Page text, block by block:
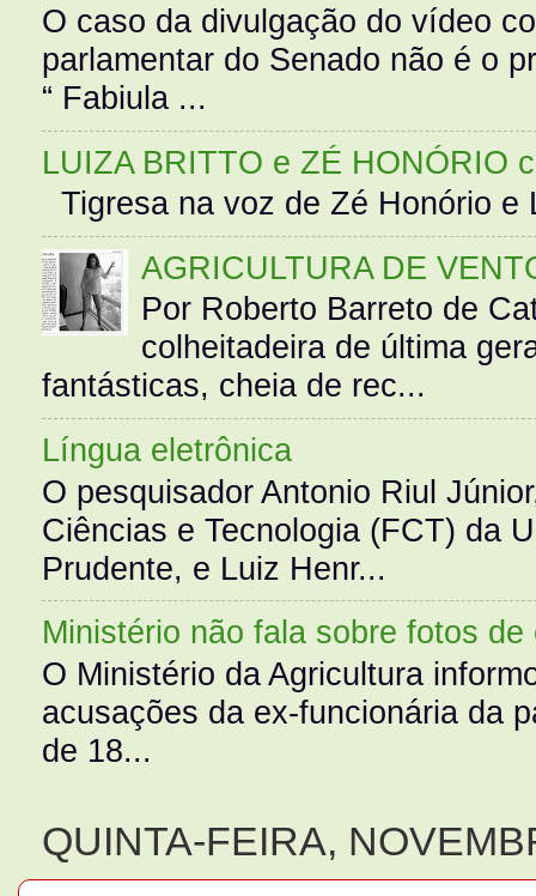
O caso da divulgação do vídeo
parlamentar do Senado não é o
“ Fabiula ...
LUIZA BRITTO e ZÉ HONÓRIO
Tigresa na voz de Zé Honório
AGRICULTURA DE
Por Roberto Barreto de
colheitadeira de última
fantásticas, cheia de rec...
Língua eletrônica
O pesquisador Antonio Riul
Ciências e Tecnologia (FCT) da
Prudente, e Luiz Henr...
Ministério não fala sobre fotos de
O Ministério da Agricultura
acusações da ex-funcionária da
de 18...
QUINTA-FEIRA,